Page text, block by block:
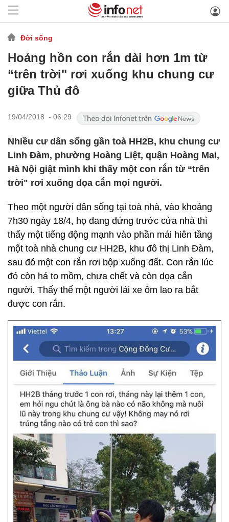
Đời sống
Hoảng hồn con rắn dài hơn 1m từ
“trên trời" rơi xuống khu chung cư
giữa Thủ đô
19/04/2018 - 06:29
Nhiều cư dân sống gần toà HH2B, khu chung cư
Linh Đàm, phường Hoàng Liệt, quận Hoàng Mai,
Hà Nội giật mình khi thấy một con rắn từ “trên
trời" rơi xuống dọa cắn mọi người.
Theo một người dân sống tại toà nhà, vào khoảng
7h30 ngày 18/4, họ đang đứng trước cửa nhà thì
thấy một tiếng động mạnh vào phần mái hiên tầng
một toà nhà chung cư HH2B, khu đô thị Linh Đàm,
sau đó một con rắn rơi bộp xuống đất. Con rắn lúc
đó còn há to mồm, chưa chết và còn dọa cắn
người. Thấy thế một người lái xe ôm lao ra bắt
được con rắn.